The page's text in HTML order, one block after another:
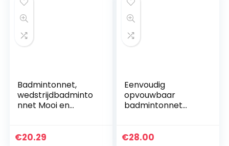
Badmintonnet,
wedstrijdbadminto
nnet Mooi en
polypropyleenveze
€20.29
Eenvoudig
opvouwbaar
badmintonnet
standaardspelnet
€28.00